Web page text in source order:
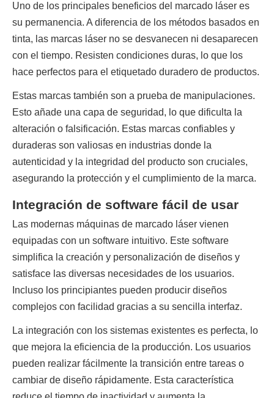
Uno de los principales beneficios del marcado láser es
su permanencia. A diferencia de los métodos basados ​​en
tinta, las marcas láser no se desvanecen ni desaparecen
con el tiempo. Resisten condiciones duras, lo que los
hace perfectos para el etiquetado duradero de productos.
Estas marcas también son a prueba de manipulaciones.
Esto añade una capa de seguridad, lo que dificulta la
alteración o falsificación. Estas marcas confiables y
duraderas son valiosas en industrias donde la
autenticidad y la integridad del producto son cruciales,
asegurando la protección y el cumplimiento de la marca.
Integración de software fácil de usar
Las modernas máquinas de marcado láser vienen
equipadas con un software intuitivo. Este software
simplifica la creación y personalización de diseños y
satisface las diversas necesidades de los usuarios.
Incluso los principiantes pueden producir diseños
complejos con facilidad gracias a su sencilla interfaz.
La integración con los sistemas existentes es perfecta, lo
que mejora la eficiencia de la producción. Los usuarios
pueden realizar fácilmente la transición entre tareas o
cambiar de diseño rápidamente. Esta característica